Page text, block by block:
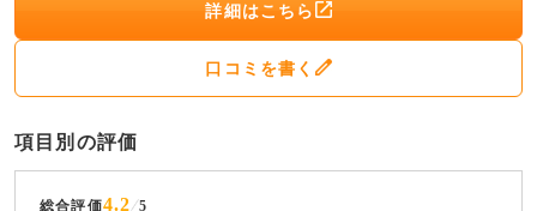
詳細はこちら
口コミを書く
項目別の評価
総合評価4.2 5